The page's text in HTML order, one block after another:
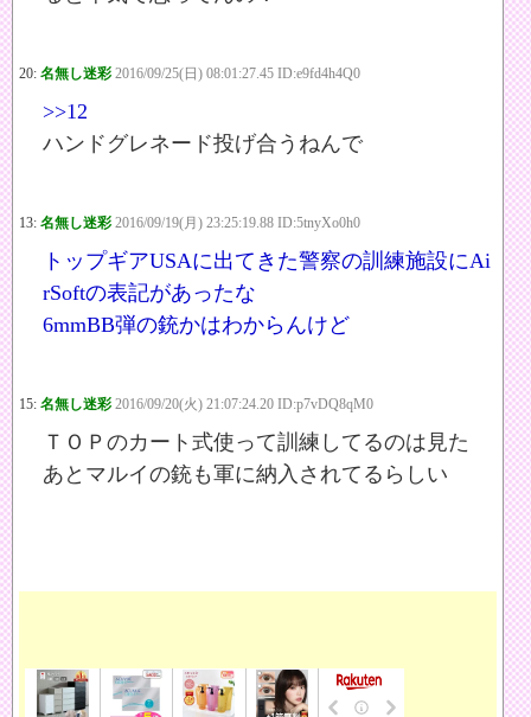
20: 名無し迷彩 2016/09/25(日) 08:01:27.45 ID:e9fd4h4Q0
>>12
ハンドグレネード投げ合うねんで
13: 名無し迷彩 2016/09/19(月) 23:25:19.88 ID:5tnyXo0h0
トップギアUSAに出てきた警察の訓練施設にAi
rSoftの表記があったな
6mmBB弾の銃かはわからんけど
15: 名無し迷彩 2016/09/20(火) 21:07:24.20 ID:p7vDQ8qM0
ＴＯＰのカート式使って訓練してるのは見た
あとマルイの銃も軍に納入されてるらしい